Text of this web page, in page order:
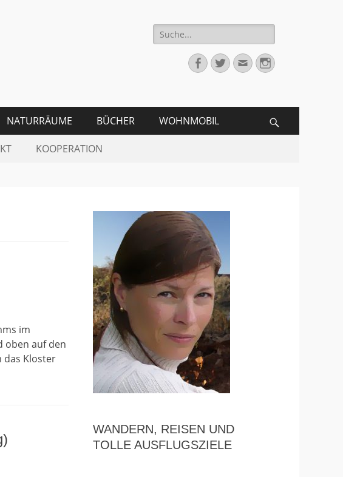
Suche
für:
Facebook
TwitterEmailInstagram
NATURRÄUME BÜCHER WOHNMOBIL
KOOPERATION
im
oben auf den
das Kloster
WANDERN, REISEN UND
TOLLE AUSFLUGSZIELE